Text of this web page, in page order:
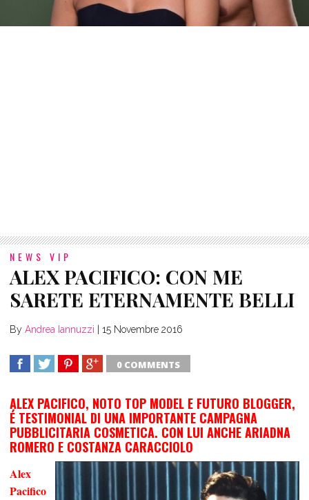
NEWS VIP
ALEX PACIFICO: CON ME
SARETE ETERNAMENTE BELLI
By Andrea Iannuzzi 15 Novembre 2016
0 COMMENTS
ALEX PACIFICO, NOTO TOP MODEL E FUTURO BLOGGER,
É TESTIMONIAL DI UNA IMPORTANTE CAMPAGNA
PUBBLICITARIA COSMETICA. CON LUI ANCHE ARIADNA
ROMERO E COSTANZA CARACCIOLO
Alex
Pacifico